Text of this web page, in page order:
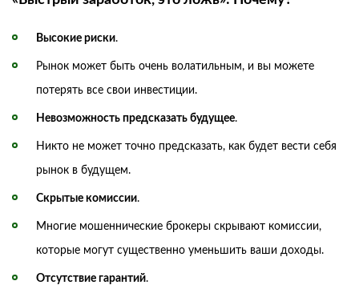
Высокие риски.
Рынок может быть очень волатильным, и вы можете
потерять все свои инвестиции.
Невозможность предсказать будущее.
Никто не может точно предсказать, как будет вести себя
рынок в будущем.
Скрытые комиссии.
Многие мошеннические брокеры скрывают комиссии,
которые могут существенно уменьшить ваши доходы.
Отсутствие гарантий.